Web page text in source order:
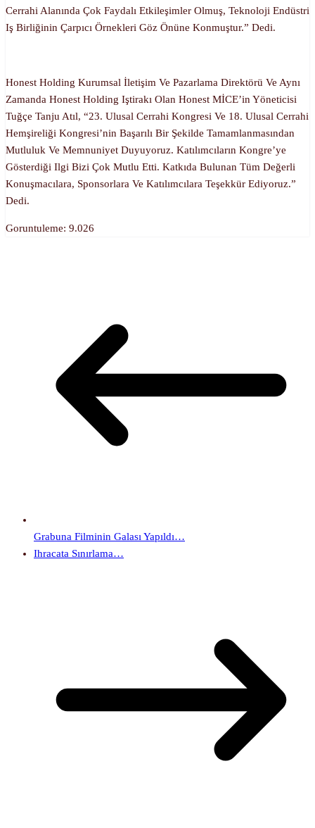
Cerrahi Alanında Çok Faydalı Etkileşimler Olmuş, Teknoloji Endüstri
Iş Birliğinin Çarpıcı Örnekleri Göz Önüne Konmuştur.” Dedi.
Honest Holding Kurumsal İletişim Ve Pazarlama Direktörü Ve Aynı
Zamanda Honest Holding Iştirakı Olan Honest MİCE’in Yöneticisi
Tuğçe Tanju Atıl, “23. Ulusal Cerrahi Kongresi Ve 18. Ulusal Cerrahi
Hemşireliği Kongresi’nin Başarılı Bir Şekilde Tamamlanmasından
Mutluluk Ve Memnuniyet Duyuyoruz. Katılımcıların Kongre’ye
Gösterdiği Ilgi Bizi Çok Mutlu Etti. Katkıda Bulunan Tüm Değerli
Konuşmacılara, Sponsorlara Ve Katılımcılara Teşekkür Ediyoruz.”
Dedi.
Goruntuleme: 9.026
Grabuna Filminin Galası Yapıldı…
Ihracata Sınırlama…